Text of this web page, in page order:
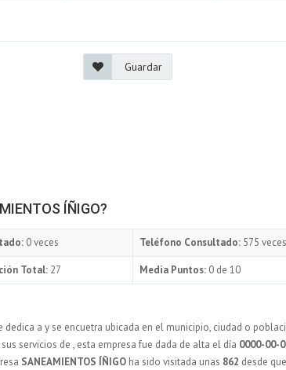
Guardar
ÍÑIGO?
0 veces Teléfono Consultado: 575 veces
Total: 27 Media Puntos: 0 de 10
dedica a y se encuetra ubicada en el municipio, ciudad o
servicios de , esta empresa fue dada de alta el día 0000-00-
SANEAMIENTOS ÍÑIGO ha sido visitada unas 862 desde